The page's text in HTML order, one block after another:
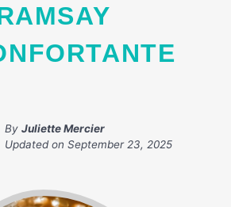
By Juliette Mercier
Updated on September 23, 2025